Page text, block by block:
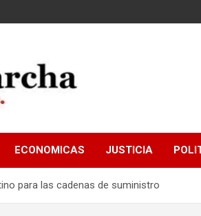
ECONOMICAS JUSTICIA
para las cadenas de suministro